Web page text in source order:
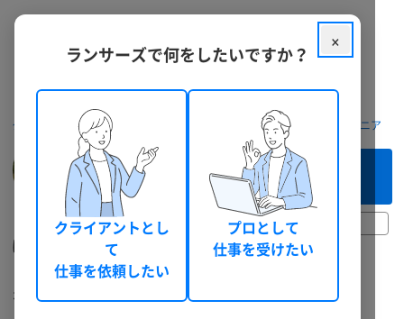
クラウドソーシング ランサーズ フリーランスを探す AI・エンジニア
23日前
はる
「作りたいけど、どう頼めばいいか分からない」
を、相談しながら最後まで伴走します
このフリーランスへ
まずは相談してみる（無料）
×
ランサーズで何をしたいですか？
クライアントとし
て
仕事を依頼したい
プロとして
仕事を受けたい